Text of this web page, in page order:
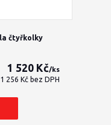
čtyřkolky
1 520 Kč/ks
1 256 Kč bez DPH